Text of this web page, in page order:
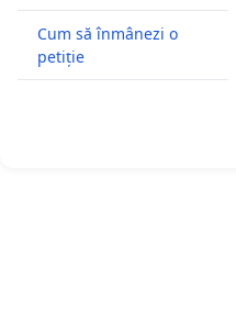
Cum să înmânezi o
petiție